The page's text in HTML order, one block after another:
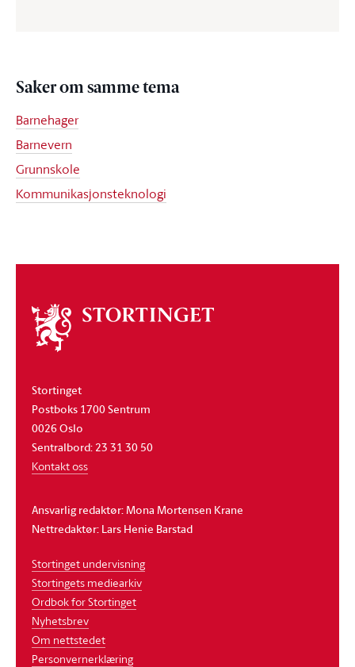
Saker om samme tema
Barnehager
Barnevern
Grunnskole
Kommunikasjonsteknologi
Om
stortinget
Stortinget
Postboks 1700 Sentrum
0026 Oslo
Sentralbord: 23 31 30 50
Kontakt oss
Ansvarlig redaktør: Mona Mortensen Krane
Nettredaktør: Lars Henie Barstad
Stortinget undervisning
Stortingets mediearkiv
Ordbok for Stortinget
Nyhetsbrev
Om nettstedet
Personvernerklæring